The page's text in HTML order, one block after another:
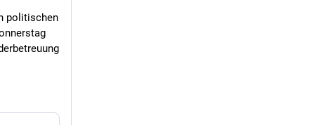
politischen